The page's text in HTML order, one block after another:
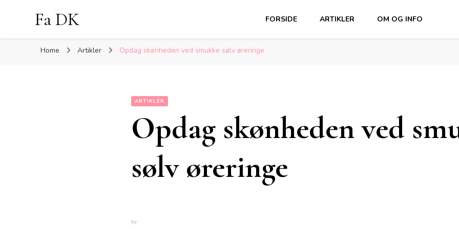
Fa DK FORSIDE ARTIKLER OM OG INFO
Home Artikler Opdag skønheden ved smukke sølv øreringe
ARTIKLER
Opdag skønheden ved
sølv øreringe
by